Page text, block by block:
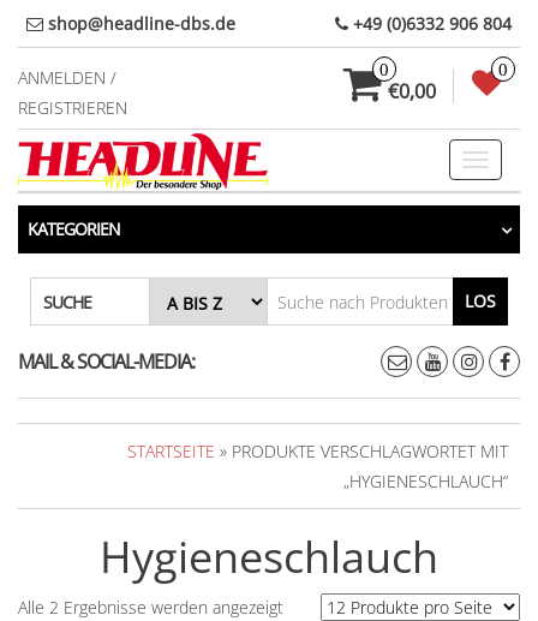
Direkt
zum
Inhalt
shop@headline-dbs.de +49 (0)6332 906 804
ANMELDEN /
REGISTRIEREN
0
€0,00
0
Toggle
KATEGORIEN
SUCHE LOS
MAIL & SOCIAL-MEDIA:
STARTSEITE » PRODUKTE VERSCHLAGWORTET MIT
„HYGIENESCHLAUCH“
Hygieneschlauch
Alle 2 Ergebnisse werden angezeigt